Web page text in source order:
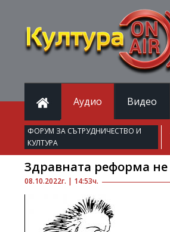
Аудио Видео
ФОРУМ ЗА СЪТРУДНИЧЕСТВО И
КУЛТУРА
08.10.2022г. | 14:53ч.
Здравната реформа не